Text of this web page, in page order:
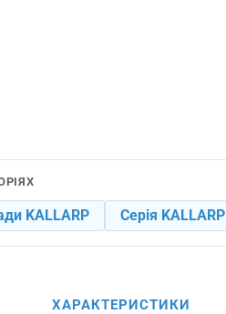
KALLARP Серія KALLARP
ХАРАКТЕРИСТИКИ